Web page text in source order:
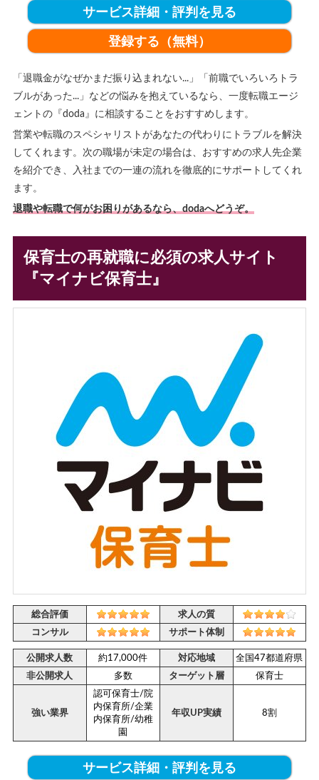
サービス詳細・評判を見る
登録する（無料）
「退職金がなぜかまだ振り込まれない...」「前職でいろいろトラ
ブルがあった...」などの悩みを抱えているなら、一度転職エージ
ェントの『doda』に相談することをおすすめします。
営業や転職のスペシャリストがあなたの代わりにトラブルを解決
してくれます。次の職場が未定の場合は、おすすめの求人先企業
を紹介でき、入社までの一連の流れを徹底的にサポートしてくれ
ます。
退職や転職で何がお困りがあるなら、dodaへどうぞ。
保育士の再就職に必須の求人サイト
『マイナビ保育士』
総合評価
求人の質
コンサル
サポート体制
公開求人数 約17,000件 対応地域
全国47都道府県
非公開求人
多数 ターゲット層 保育士
強い業界
認可保育士/院
内保育所/企業
内保育所/幼稚
園
年収UP実績 8割
サービス詳細・評判を見る